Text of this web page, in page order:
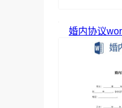
婚内协议